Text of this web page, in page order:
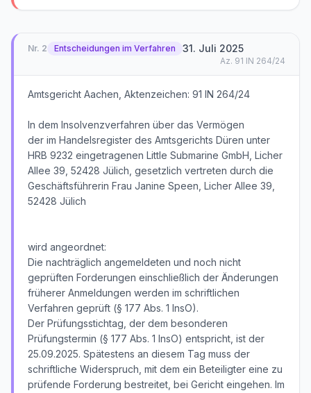
Nr. 2 Entscheidungen im Verfahren 31. Juli 2025
Az. 91 IN 264/24
Amtsgericht Aachen, Aktenzeichen: 91 IN 264/24
In dem Insolvenzverfahren über das Vermögen
der im Handelsregister des Amtsgerichts Düren unter
HRB 9232 eingetragenen Little Submarine GmbH, Licher
Allee 39, 52428 Jülich, gesetzlich vertreten durch die
Geschäftsführerin Frau Janine Speen, Licher Allee 39,
52428 Jülich
wird angeordnet:
Die nachträglich angemeldeten und noch nicht
geprüften Forderungen einschließlich der Änderungen
früherer Anmeldungen werden im schriftlichen
Verfahren geprüft (§ 177 Abs. 1 InsO).
Der Prüfungsstichtag, der dem besonderen
Prüfungstermin (§ 177 Abs. 1 InsO) entspricht, ist der
25.09.2025. Spätestens an diesem Tag muss der
schriftliche Widerspruch, mit dem ein Beteiligter eine zu
prüfende Forderung bestreitet, bei Gericht eingehen. Im